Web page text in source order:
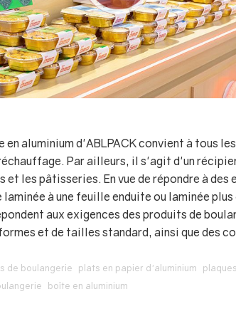
en aluminium d'ABLPACK convient à tous
Par ailleurs, il s'agit d'un
et les pâtisseries. En vue de répondre à
à une feuille enduite ou laminée
aux exigences des produits de
et de tailles standard, ainsi que des
de boulangerie plats en papier d'aluminium
boîte en aluminium